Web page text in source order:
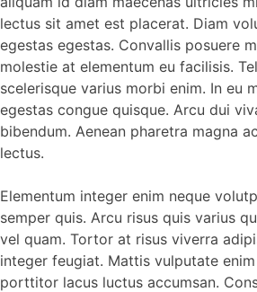
lectus sit amet est placerat. Diam
egestas egestas. Convallis posuere
molestie at elementum eu facilisis.
scelerisque varius morbi enim. In eu
egestas congue quisque. Arcu dui
bibendum. Aenean pharetra magna
lectus.
Elementum integer enim neque
semper quis. Arcu risus quis varius
vel quam. Tortor at risus viverra
integer feugiat. Mattis vulputate
porttitor lacus luctus accumsan.